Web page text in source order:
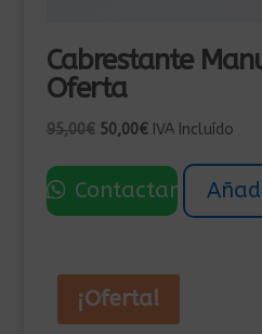
Cabrestante
Oferta
95,00€ El
original
era:
50,00€El
actual
es:
IVA Incluído
Contactar
¡Oferta!